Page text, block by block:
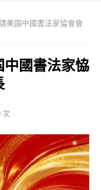
美国中國書法家恊會會
國書法家恊
次